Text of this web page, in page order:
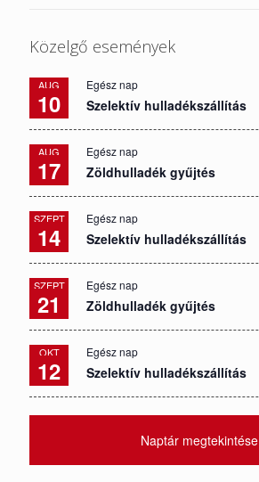
Közelgő események
AUG
10
Egész nap
Szelektív hulladékszállítás
AUG
17
Egész nap
Zöldhulladék gyűjtés
SZEPT
14
Egész nap
Szelektív hulladékszállítás
SZEPT
21
Egész nap
Zöldhulladék gyűjtés
OKT
12
Egész nap
Szelektív hulladékszállítás
Naptár megtekintése